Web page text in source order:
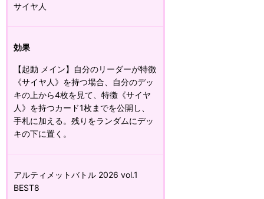
サイヤ人
効果
【起動 メイン】自分のリーダーが特徴
《サイヤ人》を持つ場合、自分のデッ
キの上から4枚を見て、特徴《サイヤ
人》を持つカード1枚までを公開し、
手札に加える。残りをランダムにデッ
キの下に置く。
アルティメットバトル 2026 vol.1
BEST8